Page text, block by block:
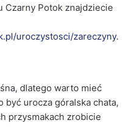
Czarny Potok znajdziecie
uroczystosci/zareczyny.
dlatego warto mieć
być urocza góralska chata,
przysmakach zrobicie